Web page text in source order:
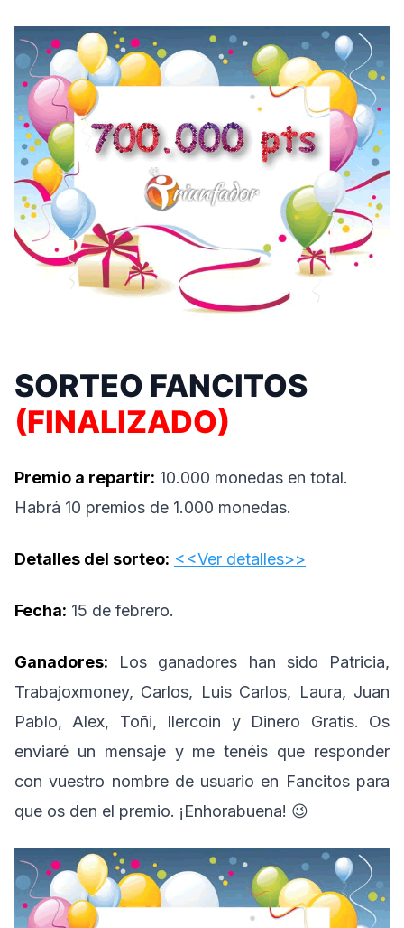
SORTEO FANCITOS
(FINALIZADO)
Premio a repartir: 10.000 monedas en total.
Habrá 10 premios de 1.000 monedas.
Detalles del sorteo: <<Ver detalles>>
Fecha: 15 de febrero.
Ganadores: Los ganadores han sido Patricia,
Trabajoxmoney, Carlos, Luis Carlos, Laura, Juan
Pablo, Alex, Toñi, Ilercoin y Dinero Gratis. Os
enviaré un mensaje y me tenéis que responder
con vuestro nombre de usuario en Fancitos para
que os den el premio. ¡Enhorabuena! 😉